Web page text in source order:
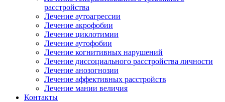
расстройства
Лечение аутоагрессии
Лечение акрофобии
Лечение циклотимии
Лечение аутофобии
Лечение когнитивных нарушений
Лечение диссоциального расстройства личности
Лечение анозогнозии
Лечение аффективных расстройств
Лечение мании величия
Контакты